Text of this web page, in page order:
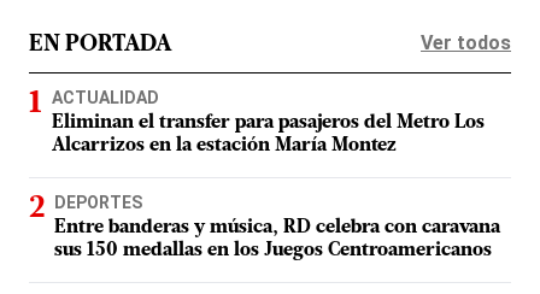
EN PORTADA Ver todos
ACTUALIDAD
Eliminan el transfer para pasajeros del Metro Los
Alcarrizos en la estación María Montez
DEPORTES
Entre banderas y música, RD celebra con caravana
sus 150 medallas en los Juegos Centroamericanos